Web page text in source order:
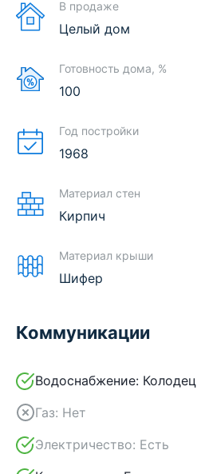
В продаже
Целый дом
Готовность дома, %
100
Год постройки
1968
Материал стен
Кирпич
Материал крыши
Шифер
Коммуникации
Водоснабжение: Колодец
Газ: Нет
Электричество: Есть